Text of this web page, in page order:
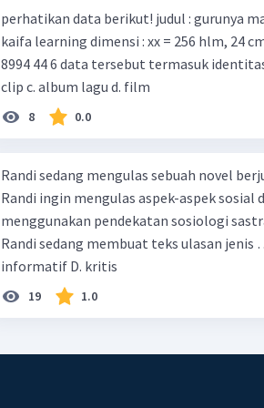
Iklan
perhatikan data berikut! judul : gurunya manusia penulis : munir chatif penerbit :
kaifa learning dimensi : xx = 256 hlm, 24 cm, cetakan xiv, juni 2014 , isbn : 978 602
8994 44 6 data tersebut termasuk identitas untuk teks ulasan.... a. buku b. video
clip c. album lagu d. film
8 0.0
Randi sedang mengulas sebuah novel
Randi ingin mengulas aspek-aspek
menggunakan pendekatan sosiologi sastra. Berdasarkan ilustrasi
Randi sedang membuat teks ulasan jenis … A.
informatif D. kritis
19 1.0